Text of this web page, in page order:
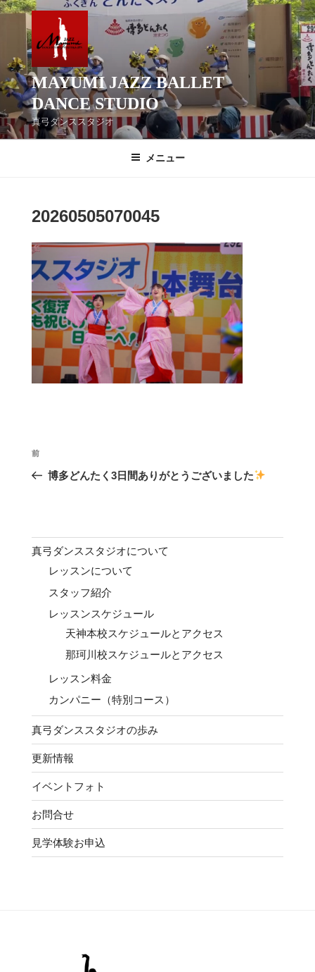
コ
ツ
へ
ス
キ
ッ
MAYUMI JAZZ BALLET
DANCE STUDIO
真弓ダンススタジオ
メニュー
20260505070045
投
ナ
ー
前
の
前
博多どんたく3日間ありがとうございました
真弓ダンススタジオについて
レッスンについて
スタッフ紹介
レッスンスケジュール
天神本校スケジュールとアクセス
那珂川校スケジュールとアクセス
レッスン料金
カンパニー（特別コース）
真弓ダンススタジオの歩み
更新情報
イベントフォト
お問合せ
見学体験お申込